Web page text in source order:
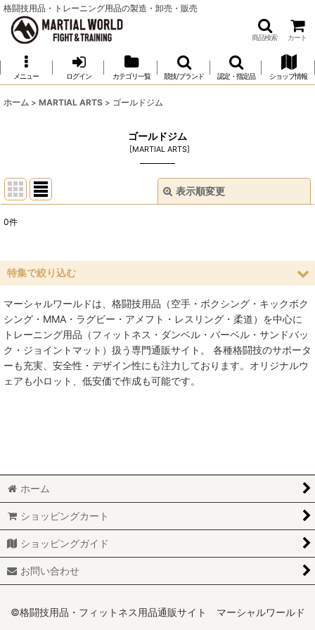
格闘技用品・トレーニング用品の製造・卸売・販売
商品検索 カート
メニュー ログイン カテゴリ一覧 競技/ブランド 認定・指定品 ショップ情報
ホーム > MARTIAL ARTS > ゴールドジム
ゴールドジム
[MARTIAL ARTS]
表示順変更
並び順:
絞り込む
0件
特集で絞り込む
空手
MMA総合格闘技
柔術
少林寺拳法
サンボ
レスリング
MARTIAL WORLD
マーシャルワールドは、格闘技用品（空手・ボクシング・キックボク
シング・MMA・ラグビー・アメフト・レスリング・柔道）を中心に
トレーニング用品（フィットネス・ダンベル・バーベル・サンドバッ
ク・ジョイントマット）扱う専門通販サイト。 各種格闘技のサポータ
ーも充実、安全性・デザイン性にも注力しております。オリジナルウ
ェアも小ロット、低安価で作成も可能です。
ホーム
ショッピングカート
ショッピングガイド
お問い合わせ
©格闘技用品・フィットネス用品通販サイト マーシャルワールド